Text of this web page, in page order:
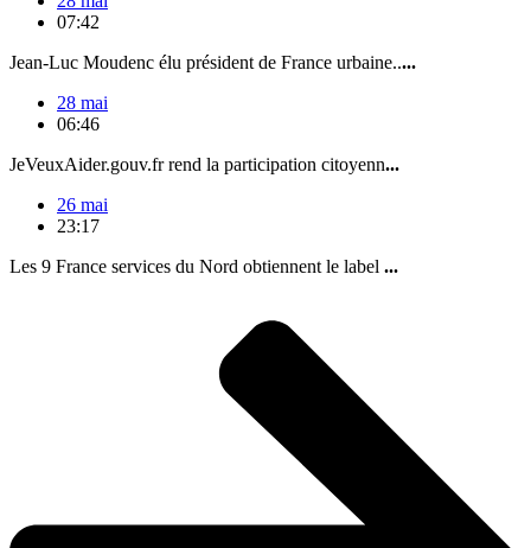
07:42
Jean-Luc Moudenc élu président de France urbaine.....
28 mai
06:46
JeVeuxAider.gouv.fr rend la participation citoyenn...
26 mai
23:17
Les 9 France services du Nord obtiennent le label ...